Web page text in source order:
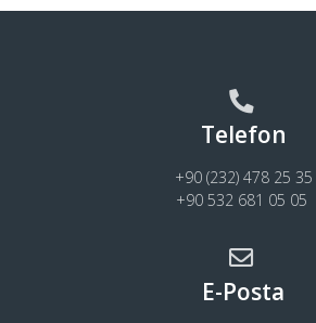
Telefon
+90 (232) 478 25 35
+90 532 681 05 05
E-Posta